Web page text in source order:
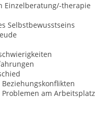
Einzelberatung/-therapie
Selbstbewusstseins
am Arbeitsplatz